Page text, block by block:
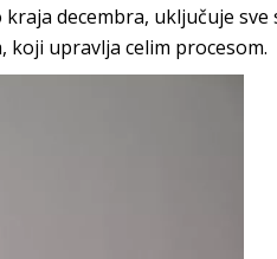
decembra, uključuje
koji upravlja celim procesom.